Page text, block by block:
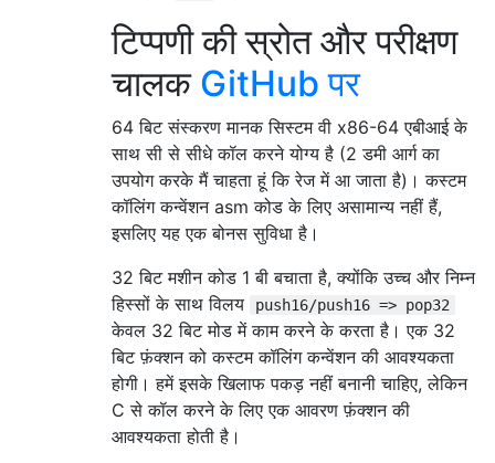
टिप्पणी की स्रोत और परीक्षण
चालक GitHub पर
64 बिट संस्करण मानक सिस्टम वी x86-64 एबीआई के
साथ सी से सीधे कॉल करने योग्य है (2 डमी आर्ग का
उपयोग करके मैं चाहता हूं कि रेज में आ जाता है)। कस्टम
कॉलिंग कन्वेंशन asm कोड के लिए असामान्य नहीं हैं,
इसलिए यह एक बोनस सुविधा है।
32 बिट मशीन कोड 1 बी बचाता है, क्योंकि उच्च और निम्न
हिस्सों के साथ विलय
push16/push16 => pop32
केवल 32 बिट मोड में काम करने के करता है। एक 32
बिट फ़ंक्शन को कस्टम कॉलिंग कन्वेंशन की आवश्यकता
होगी। हमें इसके खिलाफ पकड़ नहीं बनानी चाहिए, लेकिन
C से कॉल करने के लिए एक आवरण फ़ंक्शन की
आवश्यकता होती है।